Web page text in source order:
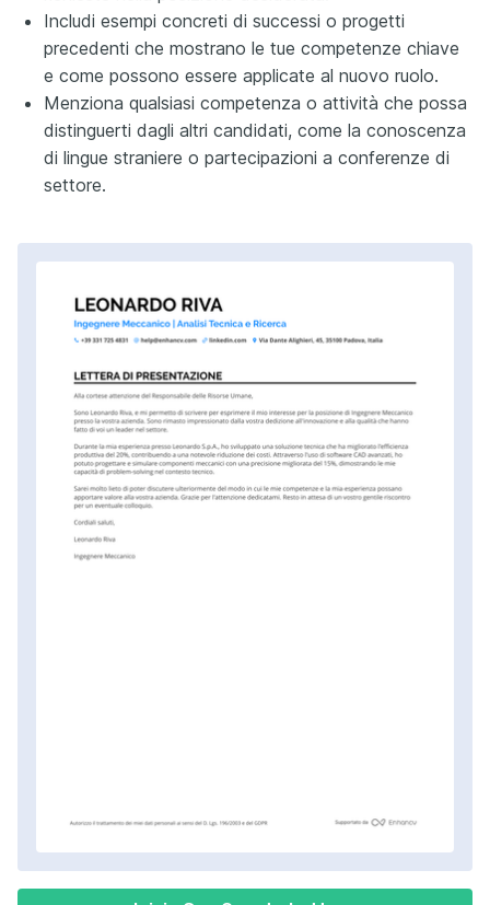
Includi esempi concreti di successi o progetti
precedenti che mostrano le tue competenze chiave
e come possono essere applicate al nuovo ruolo.
Menziona qualsiasi competenza o attività che possa
distinguerti dagli altri candidati, come la conoscenza
di lingue straniere o partecipazioni a conferenze di
settore.